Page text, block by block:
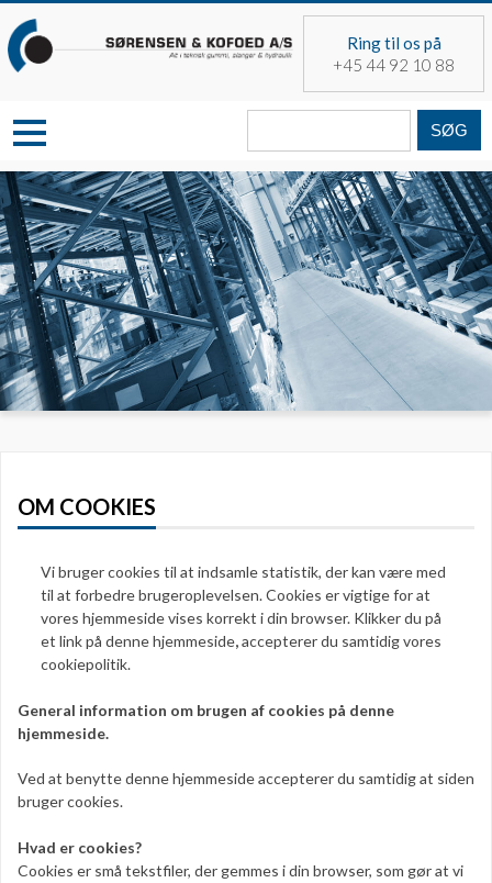
to
content
Ring til os på
+45 44 92 10 88
Søg
fra:
OM COOKIES
Vi bruger cookies til at indsamle statistik, der kan være med
til at forbedre brugeroplevelsen. Cookies er vigtige for at
vores hjemmeside vises korrekt i din browser. Klikker du på
et link på denne hjemmeside,accepterer du samtidig vores
cookiepolitik.
General information om brugen af cookies på denne
hjemmeside.
Ved at benytte denne hjemmeside accepterer du samtidig at siden
bruger cookies.
Hvad er cookies?
Cookies er små tekstfiler, der gemmes i din browser, som gør at vi